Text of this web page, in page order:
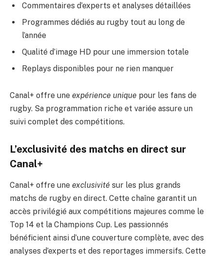
Commentaires d’experts et analyses détaillées
Programmes dédiés au rugby tout au long de
l’année
Qualité d’image HD pour une immersion totale
Replays disponibles pour ne rien manquer
Canal+ offre une expérience unique pour les fans de
rugby. Sa programmation riche et variée assure un
suivi complet des compétitions.
L’exclusivité des matchs en direct sur
Canal+
Canal+ offre une exclusivité sur les plus grands
matchs de rugby en direct. Cette chaîne garantit un
accès privilégié aux compétitions majeures comme le
Top 14 et la Champions Cup. Les passionnés
bénéficient ainsi d’une couverture complète, avec des
analyses d’experts et des reportages immersifs. Cette